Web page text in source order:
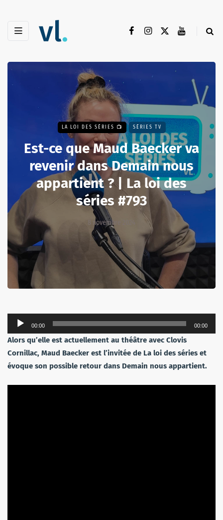
LA LOI DES SÉRIES 📺 SÉRIES TV
Est-ce que Maud Baecker va
revenir dans Demain nous
appartient ? | La loi des
séries #793
8 novembre 2024
Lecteur
audio
00:00 00:00
Alors qu’elle est actuellement au théâtre avec Clovis
Cornillac, Maud Baecker est l’invitée de La loi des séries et
évoque son possible retour dans Demain nous appartient.